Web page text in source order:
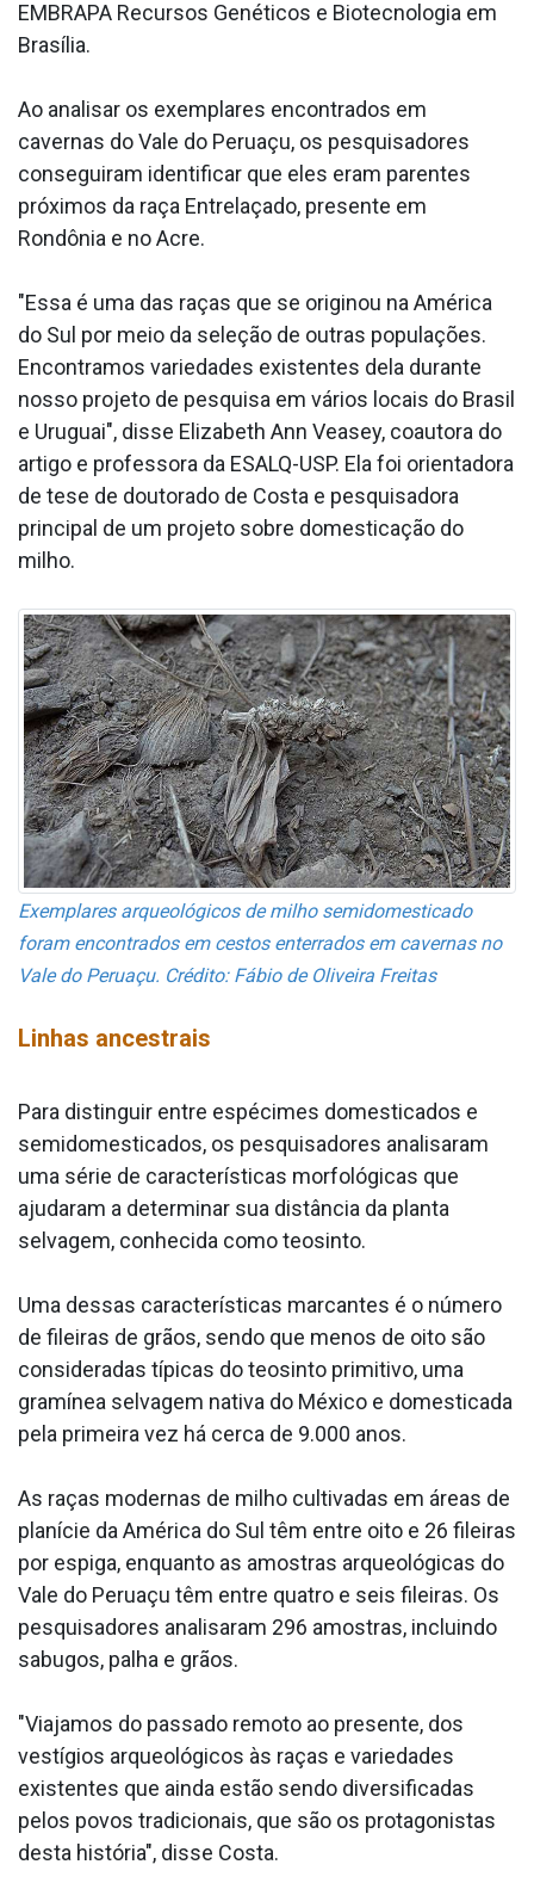
EMBRAPA Recursos Genéticos e Biotecnologia em
Brasília.
Ao analisar os exemplares encontrados em
cavernas do Vale do Peruaçu, os pesquisadores
conseguiram identificar que eles eram parentes
próximos da raça Entrelaçado, presente em
Rondônia e no Acre.
"Essa é uma das raças que se originou na América
do Sul por meio da seleção de outras populações.
Encontramos variedades existentes dela durante
nosso projeto de pesquisa em vários locais do Brasil
e Uruguai", disse Elizabeth Ann Veasey, coautora do
artigo e professora da ESALQ-USP. Ela foi orientadora
de tese de doutorado de Costa e pesquisadora
principal de um projeto sobre domesticação do
milho.
Exemplares arqueológicos de milho semidomesticado
foram encontrados em cestos enterrados em cavernas no
Vale do Peruaçu. Crédito: Fábio de Oliveira Freitas
Linhas ancestrais
Para distinguir entre espécimes domesticados e
semidomesticados, os pesquisadores analisaram
uma série de características morfológicas que
ajudaram a determinar sua distância da planta
selvagem, conhecida como teosinto.
Uma dessas características marcantes é o número
de fileiras de grãos, sendo que menos de oito são
consideradas típicas do teosinto primitivo, uma
gramínea selvagem nativa do México e domesticada
pela primeira vez há cerca de 9.000 anos.
As raças modernas de milho cultivadas em áreas de
planície da América do Sul têm entre oito e 26 fileiras
por espiga, enquanto as amostras arqueológicas do
Vale do Peruaçu têm entre quatro e seis fileiras. Os
pesquisadores analisaram 296 amostras, incluindo
sabugos, palha e grãos.
"Viajamos do passado remoto ao presente, dos
vestígios arqueológicos às raças e variedades
existentes que ainda estão sendo diversificadas
pelos povos tradicionais, que são os protagonistas
desta história", disse Costa.